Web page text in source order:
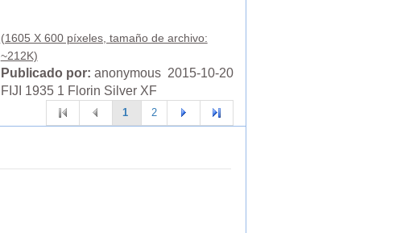
(1605 X 600 píxeles, tamaño de archivo:
~212K)
Publicado por: anonymous 2015-10-20
FIJI 1935 1 Florin Silver XF
1 2